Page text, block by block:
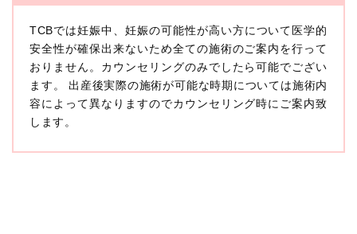
本プライバシーポリシーにおいて「個人情報」とは、生
存する個人に関する情報であって、当該情報に含まれる
氏名、生年月日その他の記述等により特定の個人を識別
できるもの又は個人識別符号（個人情報保護委員会の政
令に準じます。）が含まれるものをいいます。
収集した患者様に関する情報には、単独のままでは特定
の個人を識別できない情報もありますが、他の情報と組
み合わせることにより特定の個人を識別できる場合、か
に扱うものとします。
TCBでは妊娠中、妊娠の可能性が高い方について医学的
安全性が確保出来ないため全ての施術のご案内を行って
おりません。カウンセリングのみでしたら可能でござい
ます。 出産後実際の施術が可能な時期については施術内
容によって異なりますのでカウンセリング時にご案内致
します。